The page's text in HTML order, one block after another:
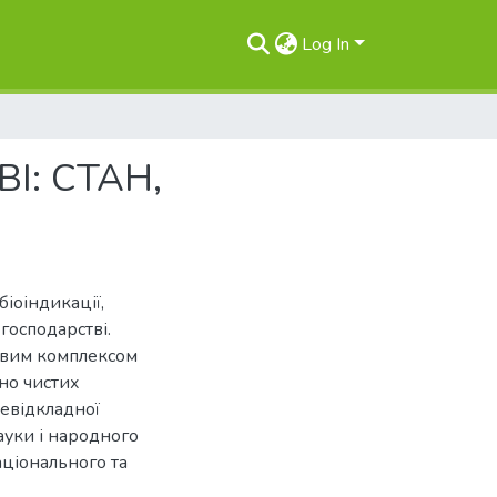
Log In
СТАН,
комплексом
чистих
і народного
та